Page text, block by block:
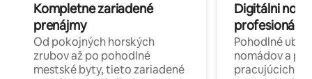
Kompletne zariadené
prenájmy
Od pokojných horských
zrubov až po pohodlné
mestské byty, tieto zariadené
Digitálni
profesionáli
Pohodlné
nomádov a
pracujúcich